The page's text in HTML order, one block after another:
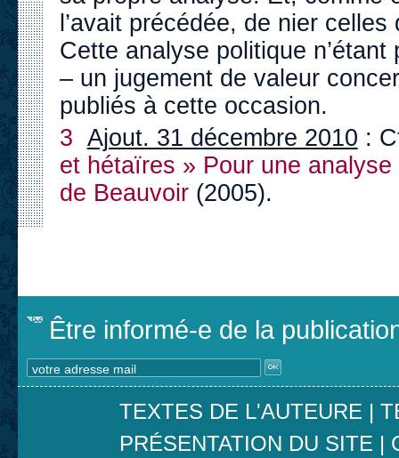
l’avait précédée, de nier
Cette analyse politique
– un jugement de valeur
publiés à cette occasion.
3 Ajout. 31 décembre 2010 :
et hétaïres » Pour une
de Beauvoir(2005).
Être informé-e de la
TEXTES DE L'AUTEURE |
PRÉSENTATION DU SITE |